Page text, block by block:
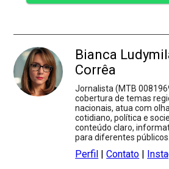
Bianca
Corrêa
Jornalista (MTB
cobertura de temas
nacionais, atua com
cotidiano, política e
conteúdo claro,
para diferentes públicos.
Perfil |Contato |